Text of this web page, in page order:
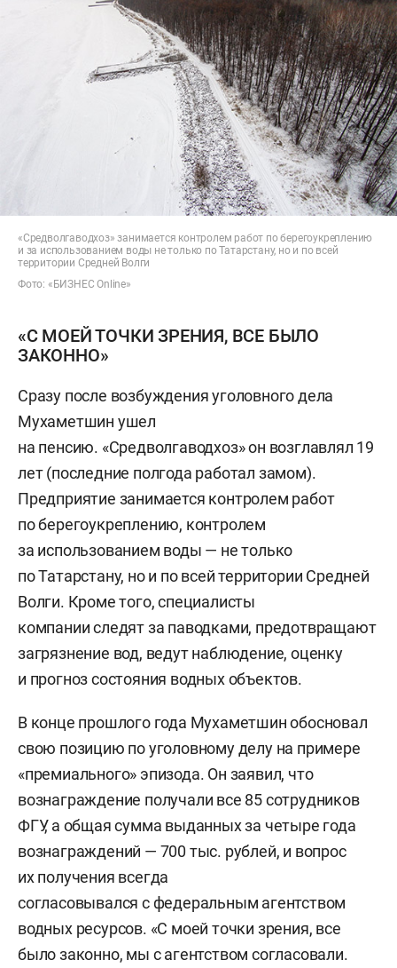
«Средволгаводхоз» занимается контролем работ по берегоукреплению
и за использованием воды не только по Татарстану, но и по всей
территории Средней Волги
Фото: «БИЗНЕС Online»
«С МОЕЙ ТОЧКИ ЗРЕНИЯ, ВСЕ БЫЛО
ЗАКОННО»
Сразу после возбуждения уголовного дела
Мухаметшин ушел
на пенсию. «Средволгаводхоз» он возглавлял 19
лет (последние полгода работал замом).
Предприятие занимается контролем работ
по берегоукреплению, контролем
за использованием воды — не только
по Татарстану, но и по всей территории Средней
Волги. Кроме того, специалисты
компании следят за паводками, предотвращают
загрязнение вод, ведут наблюдение, оценку
и прогноз состояния водных объектов.
В конце прошлого года Мухаметшин обосновал
свою позицию по уголовному делу на примере
«премиального» эпизода. Он заявил, что
вознаграждение получали все 85 сотрудников
ФГУ, а общая сумма выданных за четыре года
вознаграждений — 700 тыс. рублей, и вопрос
их получения всегда
согласовывался с федеральным агентством
водных ресурсов. «С моей точки зрения, все
было законно, мы с агентством согласовали.